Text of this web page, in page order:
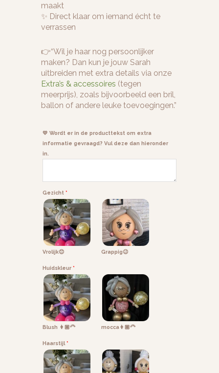
maakt
✨ Direct klaar om iemand écht te
verrassen
👉“Wil je haar nog persoonlijker
maken? Dan kun je jouw Sarah
uitbreiden met extra details via onze
Extra’s & accessoires (tegen
meerprijs), zoals bijvoorbeeld een bril,
ballon of andere leuke toevoegingen.”
💛 Wordt er in de producttekst om extra
informatie gevraagd? Vul deze dan hieronder
in.
Gezicht *
Vrolijk😊 Grappig😉
Huidskleur *
Blush 👩🏼‍🦳 mocca👩🏽‍🦳
Haarstijl *